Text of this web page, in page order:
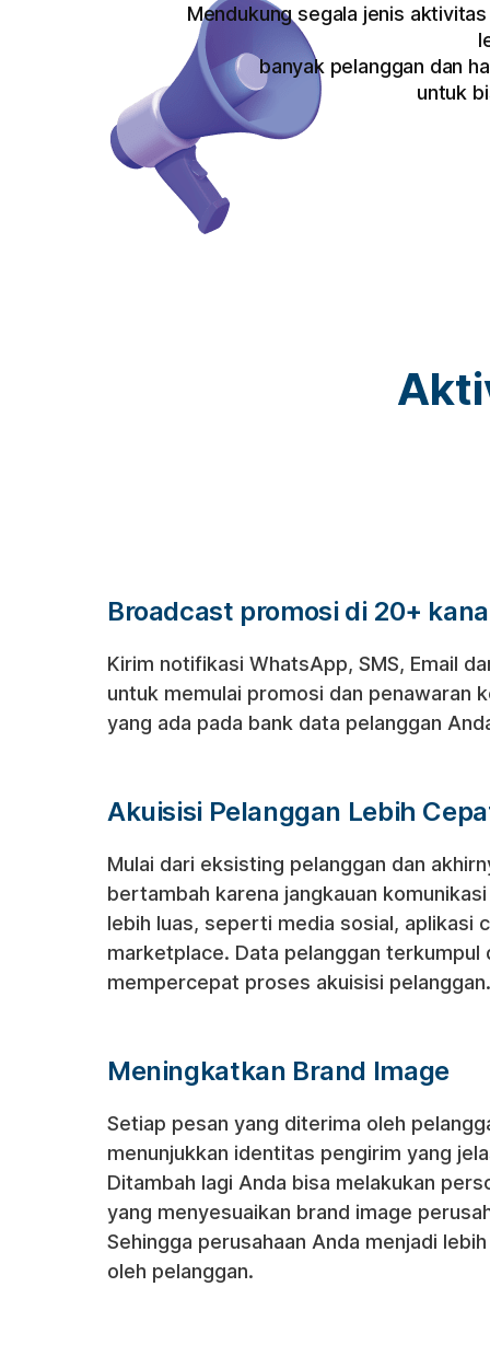
Mendukung segala jenis
banyak pelanggan dan
untuk
Broadcast promosi di 20+
Kirim notifikasi WhatsApp, SMS, Email
untuk memulai promosi dan penawaran
yang ada pada bank data pelanggan
Akuisisi Pelanggan Lebih
Mulai dari eksisting pelanggan dan
bertambah karena jangkauan
lebih luas, seperti media sosial, aplikasi
marketplace. Data pelanggan terkumpul
mempercepat proses akuisisi pelanggan.
Meningkatkan Brand Image
Setiap pesan yang diterima oleh
menunjukkan identitas pengirim yang
Ditambah lagi Anda bisa melakukan
yang menyesuaikan brand image
Sehingga perusahaan Anda menjadi
oleh pelanggan.